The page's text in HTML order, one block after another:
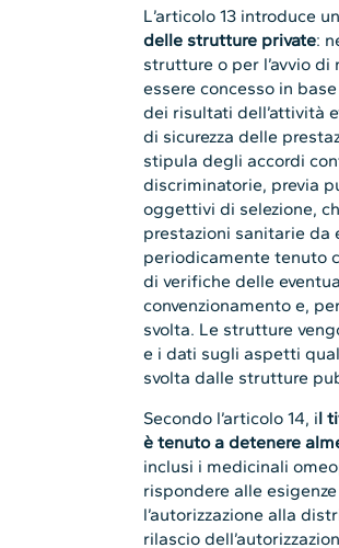
L’articolo 13 introduce
delle strutture private:
strutture o per l’avvio
essere concesso in
dei risultati dell’attività
di sicurezza delle
stipula degli accordi
discriminatorie, previa
oggettivi di selezione,
prestazioni sanitarie da
periodicamente tenuto
di verifiche delle
convenzionamento e,
svolta. Le strutture
e i dati sugli aspetti
svolta dalle strutture
Secondo l’articolo 14, il
è tenuto a detenere
inclusi i medicinali
rispondere alle
l’autorizzazione alla
rilascio